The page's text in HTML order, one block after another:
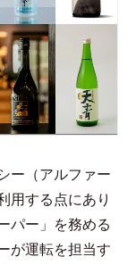
ー（アルファー
用する点にあり
パー」を務める
が運転を担当す